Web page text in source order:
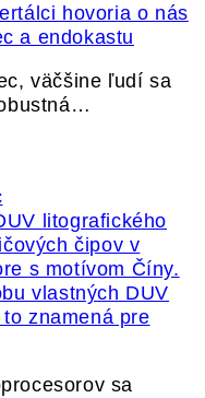
hovoria o nás
a endokastu
väčšine ľudí sa
vlastných DUV
znamená pre
sa